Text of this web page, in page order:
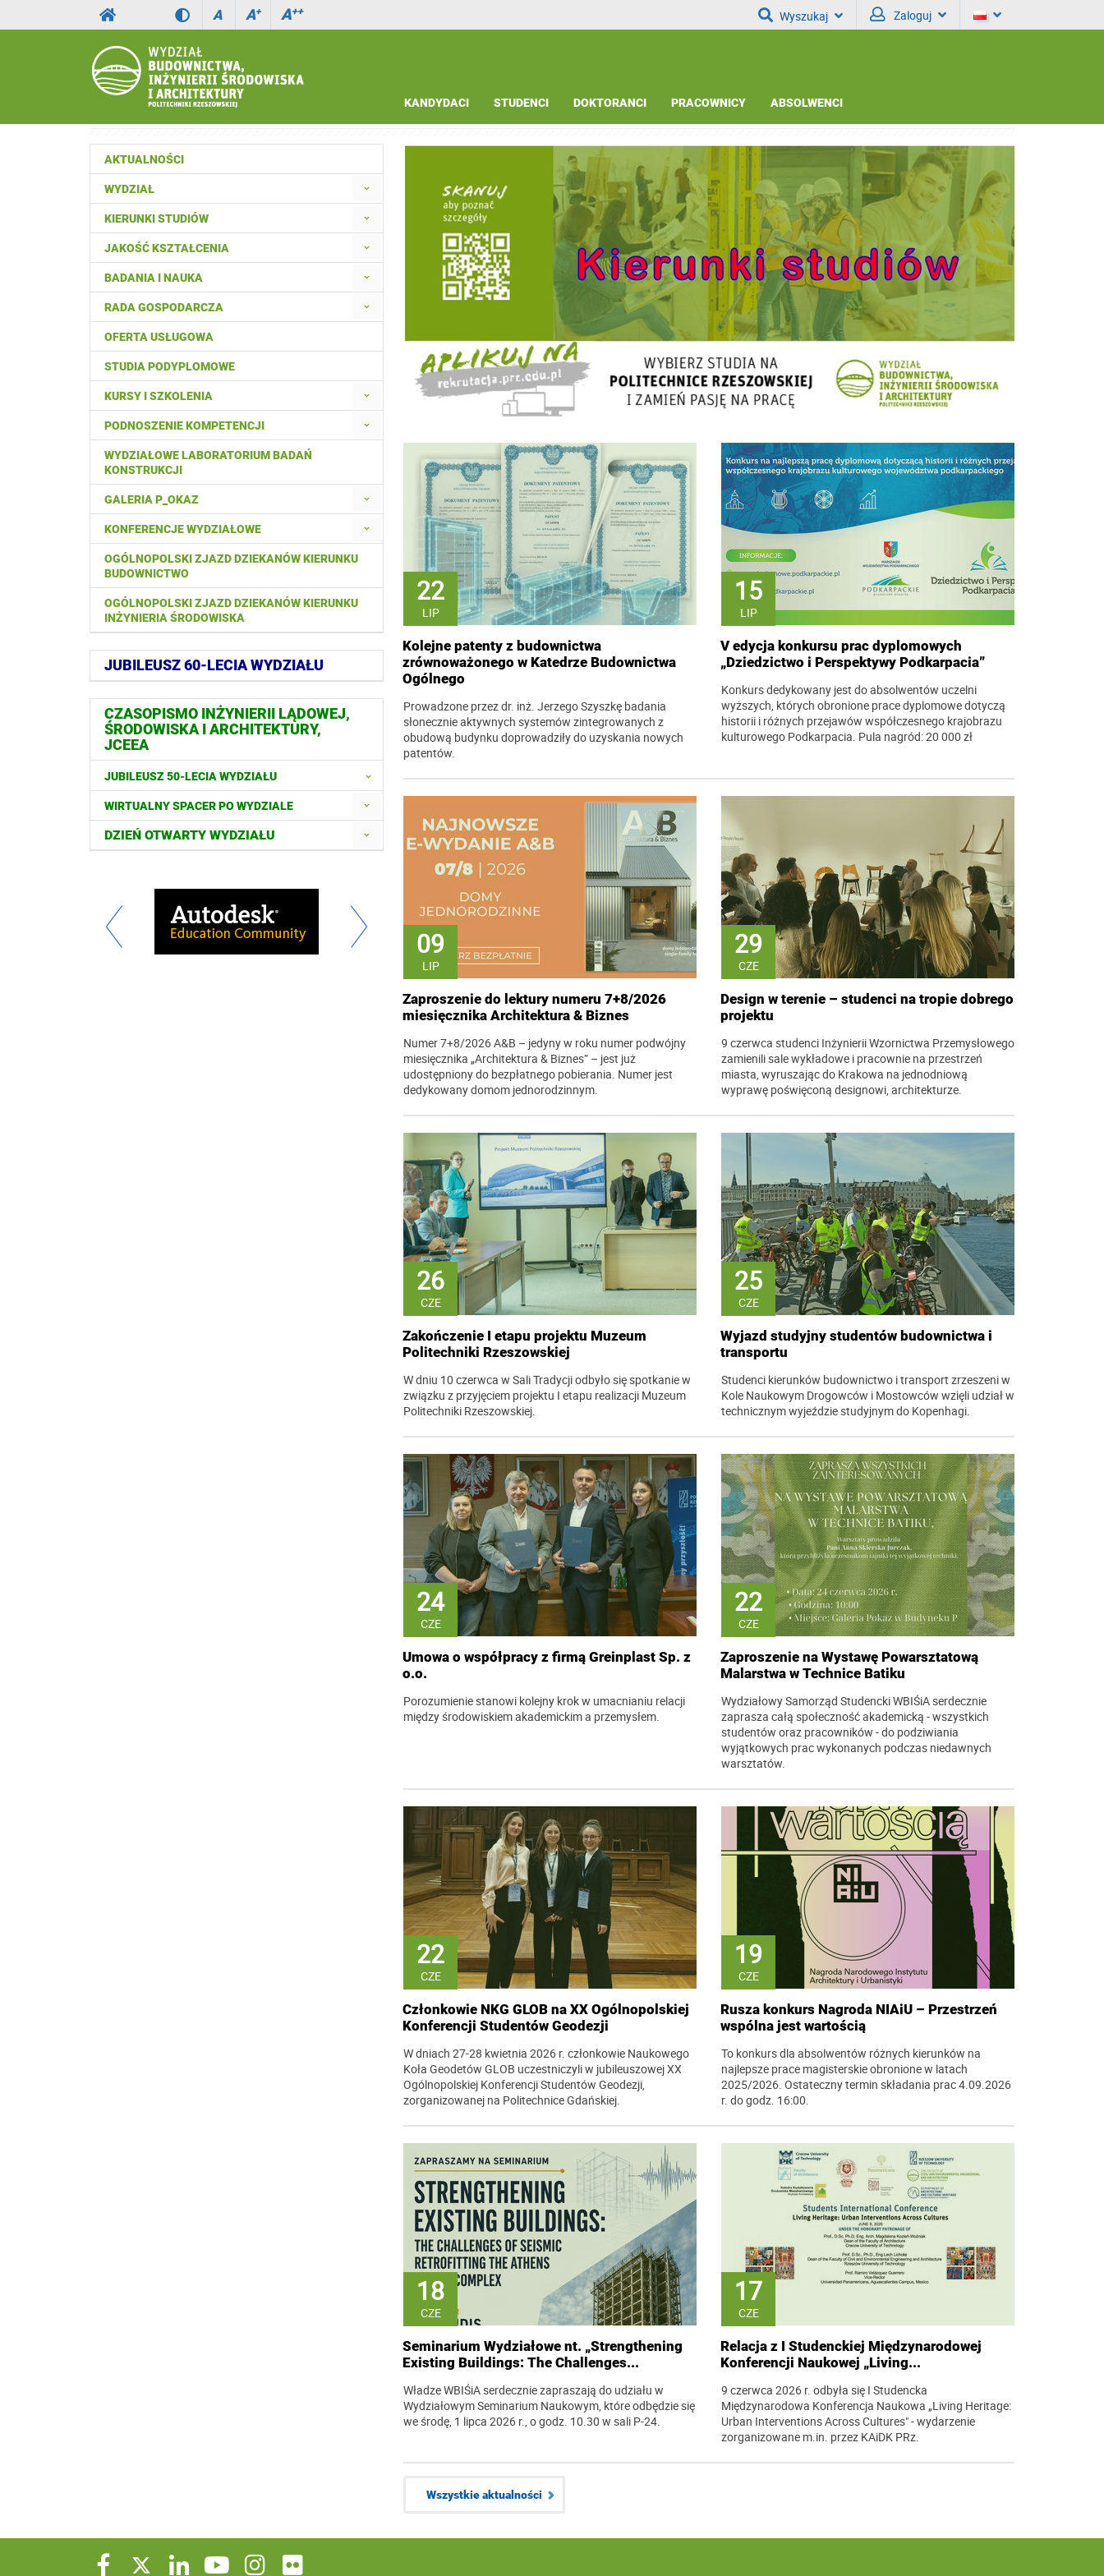
A A+ A++ Wyszukaj Zaloguj
KANDYDACI STUDENCI DOKTORANCI PRACOWNICY ABSOLWENCI
AKTUALNOŚCI
WYDZIAŁ
KIERUNKI STUDIÓW
JAKOŚĆ KSZTAŁCENIA
BADANIA I NAUKA
RADA GOSPODARCZA
OFERTA USŁUGOWA
STUDIA PODYPLOMOWE
KURSY I SZKOLENIA
PODNOSZENIE KOMPETENCJI
WYDZIAŁOWE LABORATORIUM BADAŃ
KONSTRUKCJI
GALERIA P_OKAZ
KONFERENCJE WYDZIAŁOWE
OGÓLNOPOLSKI ZJAZD DZIEKANÓW KIERUNKU
BUDOWNICTWO
OGÓLNOPOLSKI ZJAZD DZIEKANÓW KIERUNKU
INŻYNIERIA ŚRODOWISKA
JUBILEUSZ 60-LECIA WYDZIAŁU
CZASOPISMO INŻYNIERII LĄDOWEJ,
ŚRODOWISKA I ARCHITEKTURY,
JCEEA
JUBILEUSZ 50-LECIA WYDZIAŁU
WIRTUALNY SPACER PO WYDZIALE
DZIEŃ OTWARTY WYDZIAŁU
22
LIP
Kolejne patenty z budownictwa
zrównoważonego w Katedrze Budownictwa
Ogólnego
Prowadzone przez dr. inż. Jerzego Szyszkę badania
słonecznie aktywnych systemów zintegrowanych z
obudową budynku doprowadziły do uzyskania nowych
patentów.
15
LIP
V edycja konkursu prac dyplomowych
„Dziedzictwo i Perspektywy Podkarpacia”
Konkurs dedykowany jest do absolwentów uczelni
wyższych, których obronione prace dyplomowe dotyczą
historii i różnych przejawów współczesnego krajobrazu
kulturowego Podkarpacia. Pula nagród: 20 000 zł
09
LIP
Zaproszenie do lektury numeru 7+8/2026
miesięcznika Architektura & Biznes
Numer 7+8/2026 A&B – jedyny w roku numer podwójny
miesięcznika „Architektura & Biznes” – jest już
udostępniony do bezpłatnego pobierania. Numer jest
dedykowany domom jednorodzinnym.
29
CZE
Design w terenie – studenci na tropie dobrego
projektu
9 czerwca studenci Inżynierii Wzornictwa Przemysłowego
zamienili sale wykładowe i pracownie na przestrzeń
miasta, wyruszając do Krakowa na jednodniową
wyprawę poświęconą designowi, architekturze.
26
CZE
Zakończenie I etapu projektu Muzeum
Politechniki Rzeszowskiej
W dniu 10 czerwca w Sali Tradycji odbyło się spotkanie w
związku z przyjęciem projektu I etapu realizacji Muzeum
Politechniki Rzeszowskiej.
25
CZE
Wyjazd studyjny studentów budownictwa i
transportu
Studenci kierunków budownictwo i transport zrzeszeni w
Kole Naukowym Drogowców i Mostowców wzięli udział w
technicznym wyjeździe studyjnym do Kopenhagi.
24
CZE
Umowa o współpracy z firmą Greinplast Sp. z
o.o.
Porozumienie stanowi kolejny krok w umacnianiu relacji
między środowiskiem akademickim a przemysłem.
22
CZE
Zaproszenie na Wystawę Powarsztatową
Malarstwa w Technice Batiku
Wydziałowy Samorząd Studencki WBIŚiA serdecznie
zaprasza całą społeczność akademicką - wszystkich
studentów oraz pracowników - do podziwiania
wyjątkowych prac wykonanych podczas niedawnych
warsztatów.
22
CZE
Członkowie NKG GLOB na XX Ogólnopolskiej
Konferencji Studentów Geodezji
W dniach 27-28 kwietnia 2026 r. członkowie Naukowego
Koła Geodetów GLOB uczestniczyli w jubileuszowej XX
Ogólnopolskiej Konferencji Studentów Geodezji,
zorganizowanej na Politechnice Gdańskiej.
19
CZE
Rusza konkurs Nagroda NIAiU – Przestrzeń
wspólna jest wartością
To konkurs dla absolwentów różnych kierunków na
najlepsze prace magisterskie obronione w latach
2025/2026. Ostateczny termin składania prac 4.09.2026
r. do godz. 16:00.
18
CZE
Seminarium Wydziałowe nt. „Strengthening
Existing Buildings: The Challenges...
Władze WBIŚiA serdecznie zapraszają do udziału w
Wydziałowym Seminarium Naukowym, które odbędzie się
we środę, 1 lipca 2026 r., o godz. 10.30 w sali P-24.
17
CZE
Relacja z I Studenckiej Międzynarodowej
Konferencji Naukowej „Living...
9 czerwca 2026 r. odbyła się I Studencka
Międzynarodowa Konferencja Naukowa „Living Heritage:
Urban Interventions Across Cultures" - wydarzenie
zorganizowane m.in. przez KAiDK PRz.
Wszystkie aktualności